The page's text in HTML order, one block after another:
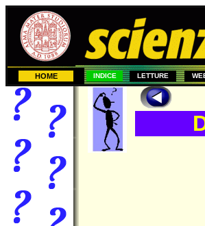
HOME INDICE LETTURE